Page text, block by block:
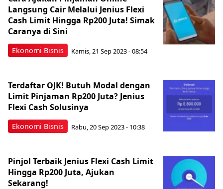
Ekonomi Bisnis
Langsung Cair Melalui Jenius Flexi
Cash Limit Hingga Rp200 Juta! Simak
Caranya di Sini
Kamis, 21 Sep 2023 - 08:54
Ekonomi Bisnis
Terdaftar OJK! Butuh Modal dengan
Limit Pinjaman Rp200 Juta? Jenius
Flexi Cash Solusinya
Rabu, 20 Sep 2023 - 10:38
Pinjol Terbaik Jenius Flexi Cash Limit
Hingga Rp200 Juta, Ajukan
Sekarang!